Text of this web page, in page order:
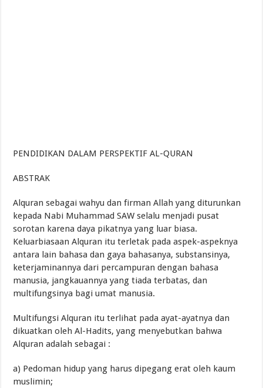
PENDIDIKAN DALAM PERSPEKTIF AL-QURAN
ABSTRAK
Alquran sebagai wahyu dan firman Allah yang diturunkan
kepada Nabi Muhammad SAW selalu menjadi pusat
sorotan karena daya pikatnya yang luar biasa.
Keluarbiasaan Alquran itu terletak pada aspek-aspeknya
antara lain bahasa dan gaya bahasanya, substansinya,
keterjaminannya dari percampuran dengan bahasa
manusia, jangkauannya yang tiada terbatas, dan
multifungsinya bagi umat manusia.
Multifungsi Alquran itu terlihat pada ayat-ayatnya dan
dikuatkan oleh Al-Hadits, yang menyebutkan bahwa
Alquran adalah sebagai :
a) Pedoman hidup yang harus dipegang erat oleh kaum
muslimin;